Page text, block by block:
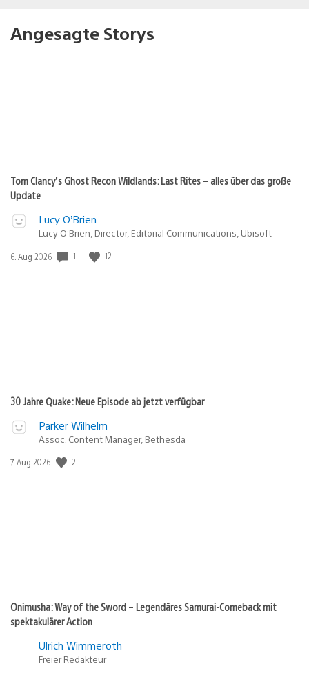
Angesagte Storys
Tom Clancy’s Ghost Recon Wildlands: Last Rites – alles über das große
Update
Lucy O’Brien
Lucy O’Brien, Director, Editorial Communications, Ubisoft
Veröffentlichungsdatum:
6. Aug 2026 1 12
30 Jahre Quake: Neue Episode ab jetzt verfügbar
Parker Wilhelm
Assoc. Content Manager, Bethesda
Veröffentlichungsdatum:
7. Aug 2026 2
Onimusha: Way of the Sword – Legendäres Samurai-Comeback mit
spektakulärer Action
Ulrich Wimmeroth
Freier Redakteur